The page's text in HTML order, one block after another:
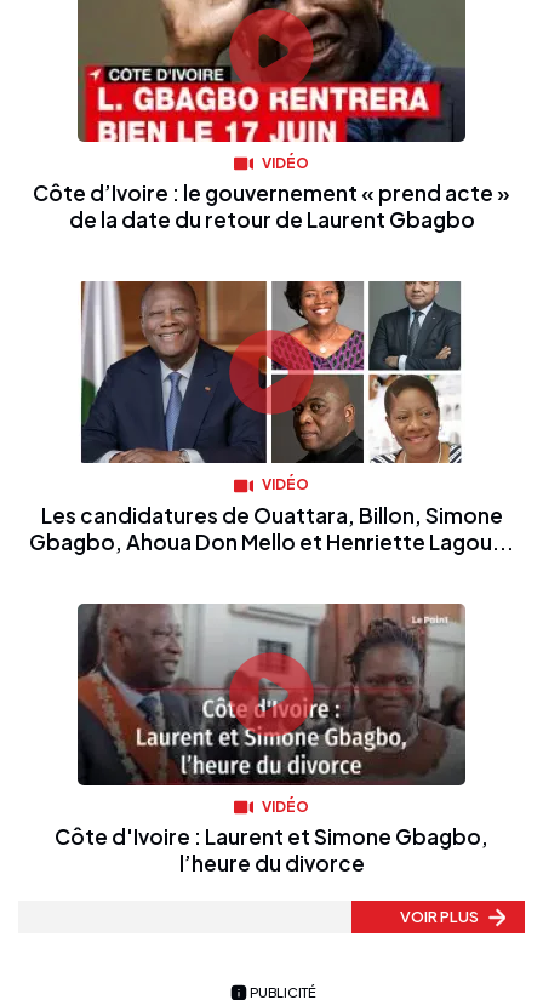
VIDÉO
Côte d’Ivoire : le gouvernement « prend acte »
de la date du retour de Laurent Gbagbo
VIDÉO
Les candidatures de Ouattara, Billon, Simone
Gbagbo, Ahoua Don Mello et Henriette Lagou...
VIDÉO
Côte d'Ivoire : Laurent et Simone Gbagbo,
l’heure du divorce
VOIR PLUS
PUBLICITÉ